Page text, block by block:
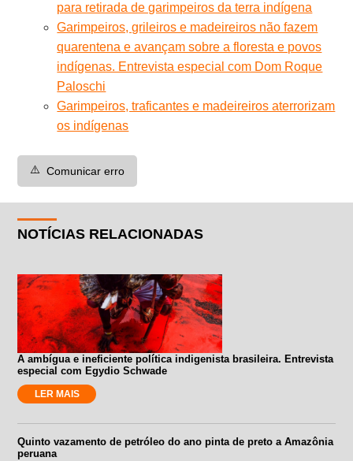
para retirada de garimpeiros da terra indígena
Garimpeiros, grileiros e madeireiros não fazem
quarentena e avançam sobre a floresta e povos
indígenas. Entrevista especial com Dom Roque
Paloschi
Garimpeiros, traficantes e madeireiros aterrorizam
os indígenas
⚠️ Comunicar erro
NOTÍCIAS RELACIONADAS
A ambígua e ineficiente política indigenista brasileira. Entrevista
especial com Egydio Schwade
LER MAIS
Quinto vazamento de petróleo do ano pinta de preto a Amazônia
peruana